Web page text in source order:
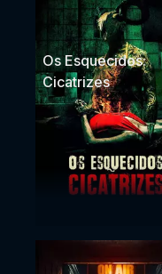
Os Esquecidos:
Cicatrizes